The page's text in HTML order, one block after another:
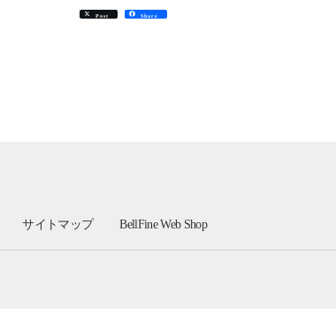
Post Share
サイトマップ BellFine Web Shop